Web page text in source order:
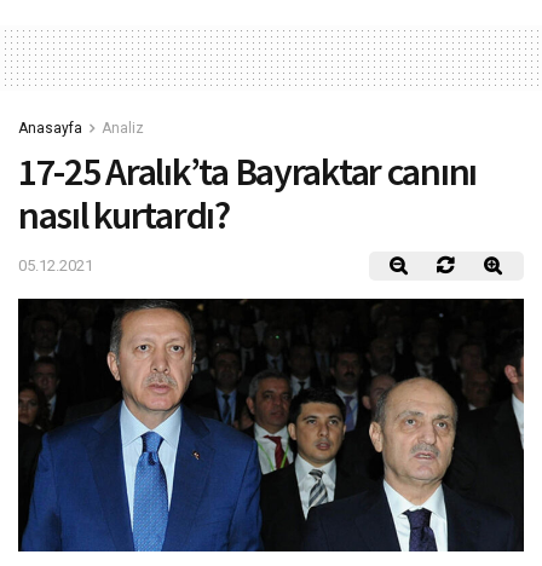
Anasayfa Analiz
17-25 Aralık’ta Bayraktar canını
nasıl kurtardı?
05.12.2021